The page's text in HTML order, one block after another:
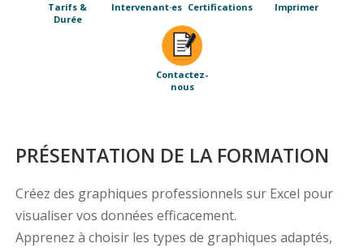
Tarifs &
Durée
Intervenant·es Certifications Imprimer
Contactez-
nous
PRÉSENTATION DE LA FORMATION
Créez des graphiques professionnels sur Excel pour
visualiser vos données efficacement.
Apprenez à choisir les types de graphiques adaptés,